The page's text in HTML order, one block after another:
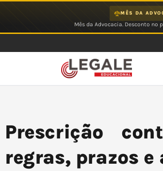
MÊS DA
Mês da Advocacia. Desconto
Prescrição
regras, prazos